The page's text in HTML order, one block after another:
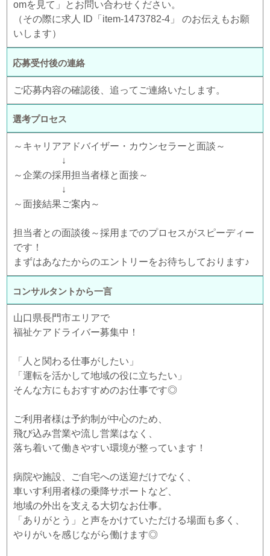
omを見て」とお問い合わせください。
（その際に求人 ID「item-1473782-4」 のお伝えもお願
いします）
応募受付後の連絡
ご応募内容の確認後、追ってご連絡いたします。
選考プロセス
～キャリアアドバイザー・カウンセラーと面談～
↓
～企業の採用担当者様と面接～
↓
～面接結果ご案内～
担当者との面談後～採用までのプロセスがスピーディー
です！
まずはあなたからのエントリーをお待ちしております♪
コンサルタントから一言
山口県長門市エリアで
福祉ケアドライバー募集中！
「人と関わる仕事がしたい」
「運転を活かして地域の役に立ちたい」
そんな方にもおすすめのお仕事です◎
ご利用者様は予約制が中心のため、
飛び込み営業や流し営業はなく、
落ち着いて働きやすい環境が整っています！
病院や施設、ご自宅への送迎だけでなく、
車いす利用者様の乗降サポートなど、
地域の外出を支える大切なお仕事。
「ありがとう」と声をかけていただける場面も多く、
やりがいを感じながら働けます◎